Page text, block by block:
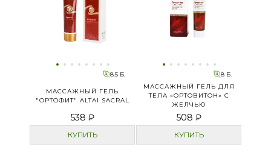
8.5 Б.
МАССАЖНЫЙ ГЕЛЬ
"ОРТОФИТ" ALTAI SACRAL
538 ₽
КУПИТЬ
8 Б.
МАССАЖНЫЙ ГЕЛЬ ДЛЯ
ТЕЛА «ОРТОВИТОН» С
ЖЕЛЧЬЮ
508 ₽
КУПИТЬ